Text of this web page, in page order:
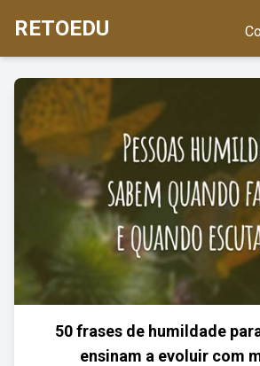
RETOEDU
50 frases de humildade
ensinam a evoluir com